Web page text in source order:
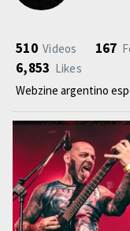
510 Videos 167
6,853 Likes
Webzine argentino